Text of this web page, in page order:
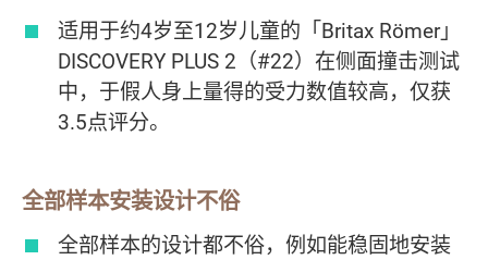
适用于约4岁至12岁儿童的「Britax Römer」
DISCOVERY PLUS 2（#22）在侧面撞击测试
中，于假人身上量得的受力数值较高，仅获
3.5点评分。
全部样本安装设计不俗
全部样本的设计都不俗，例如能稳固地安装